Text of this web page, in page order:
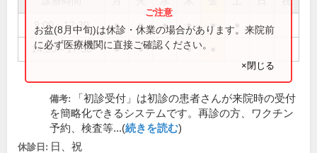
9:00～12:30 ● ● ● ● ●
14:30～17:30 ● ● ●
お盆(8月中旬)は休診・休業の場合があります。来院前
に必ず医療機関に直接ご確認ください。
×閉じる
備考:
「初診受付」は初診の患者さんが来院時の受付
を簡略化できるシステムです。再診の方、ワクチン
予約、検査等...(続きを読む)
休診日: 日、祝